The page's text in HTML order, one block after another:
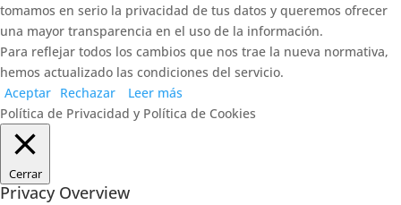
tomamos en serio la privacidad de tus datos y queremos ofrecer
una mayor transparencia en el uso de la información.
Para reflejar todos los cambios que nos trae la nueva normativa,
hemos actualizado las condiciones del servicio.
Aceptar Rechazar
Leer más
Política de Privacidad y Política de Cookies
Cerrar
Privacy Overview